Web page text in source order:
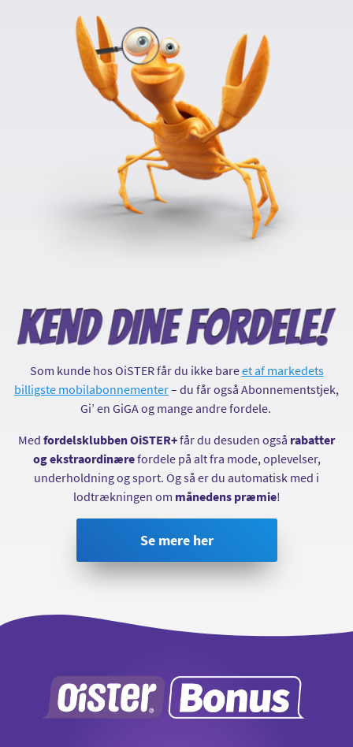
Som kunde hos OiSTER får du ikke bareet af markedets
billigste mobilabonnementer– du får også Abonnementstjek,
Gi’ en GiGA og mange andre fordele.
Med fordelsklubben OiSTER+får du desuden også rabatter
og ekstraordinærefordele på alt fra mode, oplevelser,
underholdning og sport. Og så er du automatisk med i
lodtrækningen om månedens præmie!
Se mere her